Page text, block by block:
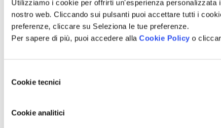
Utilizziamo i cookie per offrirti un'esperienza
nostro web. Cliccando sui pulsanti puoi accettare tutti i
preferenze, cliccare su Seleziona le tue preferenze.
Per sapere di più, puoi accedere alla Cookie Policy o
delCookie tecnici
Cookie analitici
Scopri nuove gustose preparazioni
Espresso Torino
dell’espresso Lavazza